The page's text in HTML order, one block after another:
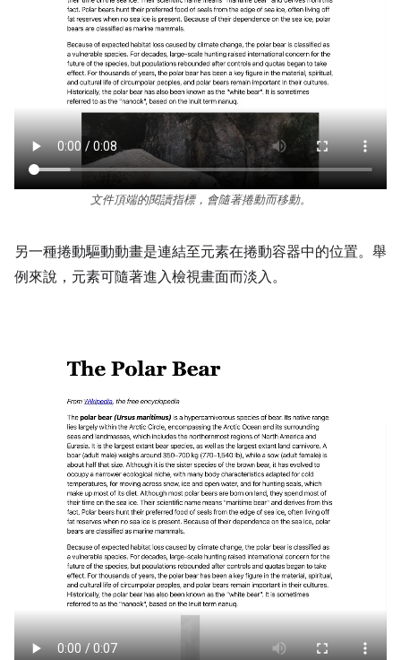
文件頂端的閱讀指標，會隨著捲動而移動。
另一種捲動驅動動畫是連結至元素在捲動容器中的位置。舉
例來說，元素可隨著進入檢視畫面而淡入。